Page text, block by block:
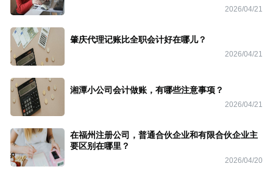
2026/04/21
肇庆代理记账比全职会计好在哪儿？
2026/04/21
湘潭小公司会计做账，有哪些注意事项？
2026/04/21
在福州注册公司，普通合伙企业和有限合伙企业主
要区别在哪里？
2026/04/20